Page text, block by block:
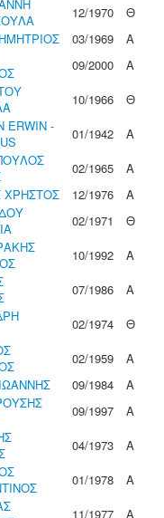
12/1970
Θ
03/1969
Α
09/2000
Α
10/1966
Θ
ERWIN -
01/1942
Α
02/1965
Α
ΧΡΗΣΤΟΣ 12/1976
Α
02/1971
Θ
10/1992
Α
07/1986
Α
02/1974
Θ
02/1959
Α
09/1984
Α
09/1997
Α
04/1973
Α
01/1978
Α
11/1977
Α